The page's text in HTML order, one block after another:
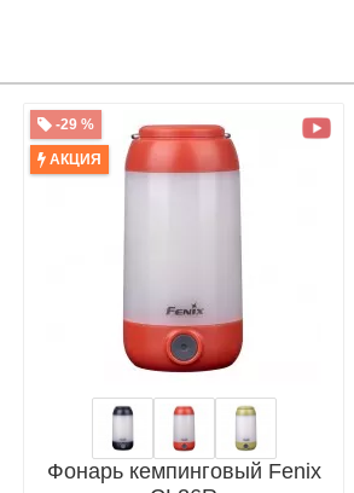
-29 %
АКЦИЯ
Фонарь кемпинговый Fenix